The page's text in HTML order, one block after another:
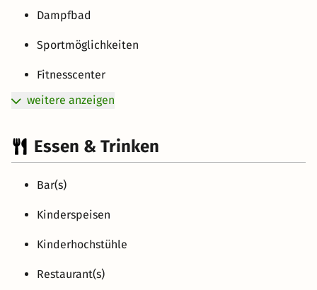
Dampfbad
Sportmöglichkeiten
Fitnesscenter
weitere anzeigen
Essen & Trinken
Bar(s)
Kinderspeisen
Kinderhochstühle
Restaurant(s)